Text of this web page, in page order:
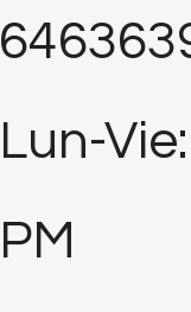
Lun-
PM